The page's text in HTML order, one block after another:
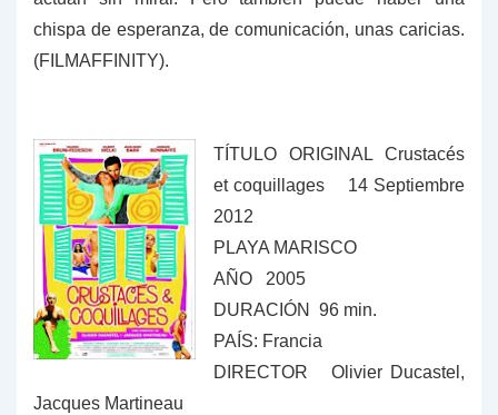
chispa de esperanza, de comunicación, unas caricias.
(FILMAFFINITY).
TÍTULO ORIGINAL Crustacés
et coquillages 14 Septiembre
2012
PLAYA MARISCO
AÑO 2005
DURACIÓN 96 min.
PAÍS: Francia
DIRECTOR Olivier Ducastel,
Jacques Martineau